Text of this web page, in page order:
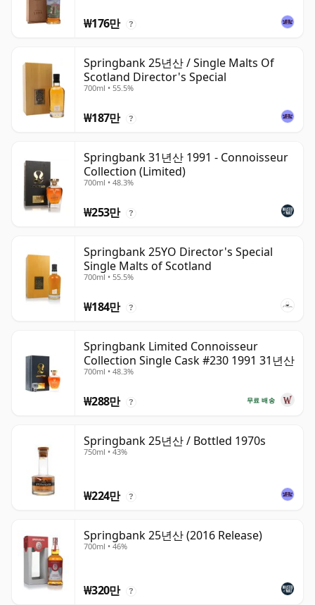
₩176만 ?
Springbank 25년산 / Single Malts Of
Scotland Director's Special
700ml • 55.5%
₩187만 ?
Springbank 31년산 1991 - Connoisseur
Collection (Limited)
700ml • 48.3%
₩253만 ?
Springbank 25YO Director's Special
Single Malts of Scotland
700ml • 55.5%
₩184만 ?
Springbank Limited Connoisseur
Collection Single Cask #230 1991 31년산
700ml • 48.3%
무료 배송
₩288만 ?
Springbank 25년산 / Bottled 1970s
750ml • 43%
₩224만 ?
Springbank 25년산 (2016 Release)
700ml • 46%
₩320만 ?